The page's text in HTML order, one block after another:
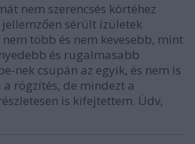
nem szerencsés körtéhez
sérült ízületek
több és nem kevesebb, mint
és rugalmasabb
nek csupán az egyik, és nem is
rögzítés, de mindezt a
is kifejtettem. Üdv,